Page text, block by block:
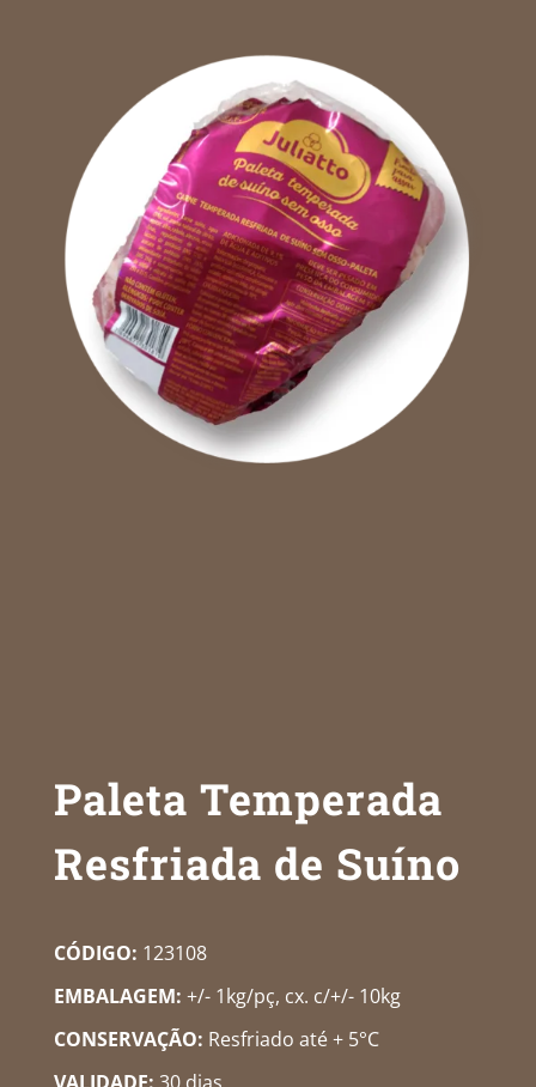
Paleta Temperada
Resfriada de Suíno
CÓDIGO: 123108
EMBALAGEM: +/- 1kg/pç, cx. c/+/- 10kg
CONSERVAÇÃO: Resfriado até + 5°C